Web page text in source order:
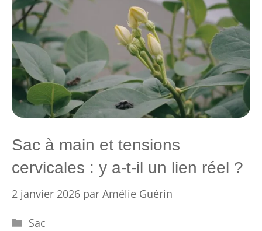
Sac à main et tensions
cervicales : y a-t-il un lien réel ?
2 janvier 2026 par Amélie Guérin
Catégories
Sac